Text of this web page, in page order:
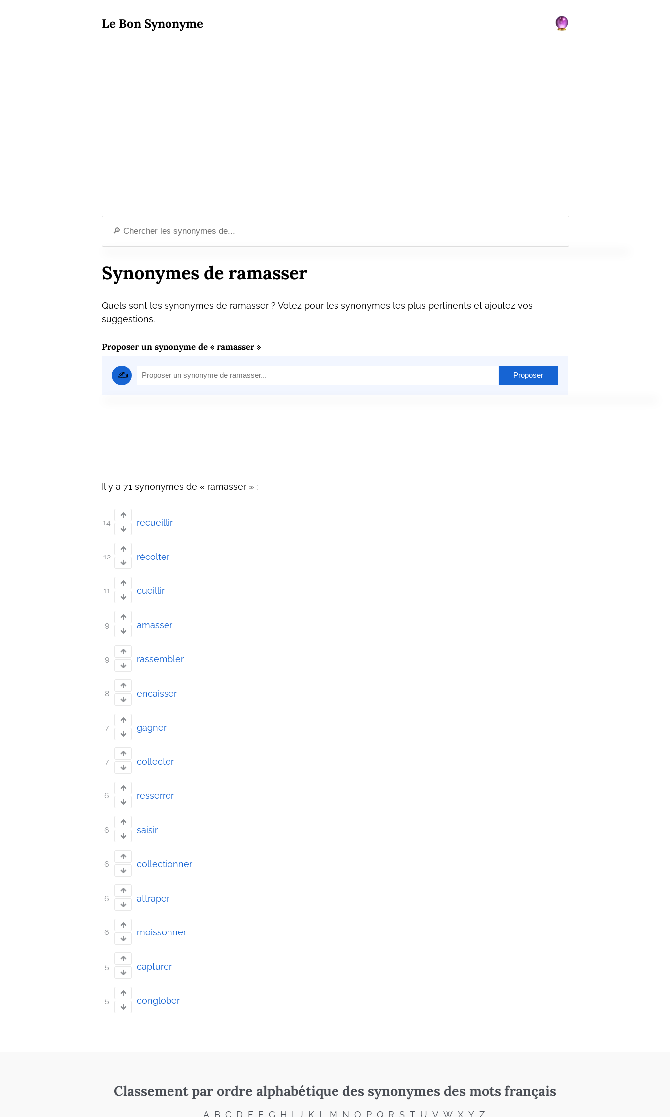
Le Bon Synonyme
Synonymes de ramasser
Quels sont les synonymes de ramasser ? Votez pour les synonymes les plus pertinents et ajoutez vos
suggestions.
Proposer un synonyme de « ramasser »
✍️
Il y a 71 synonymes de « ramasser » :
14 recueillir
12 récolter
11 cueillir
9 amasser
9 rassembler
8 encaisser
7 gagner
7 collecter
6 resserrer
6 saisir
6 collectionner
6 attraper
6 moissonner
5 capturer
5 conglober
Classement par ordre alphabétique des synonymes des mots français
A B C D E F G H I J K L M N O P Q R S T U V W X Y Z